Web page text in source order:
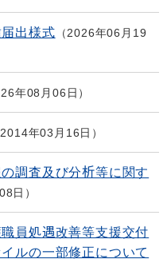
出様式
2026年06月19
年08月06日
2014年03月16日
調査及び分析等に関す
日
員処遇改善等支援交付
ルの一部修正について